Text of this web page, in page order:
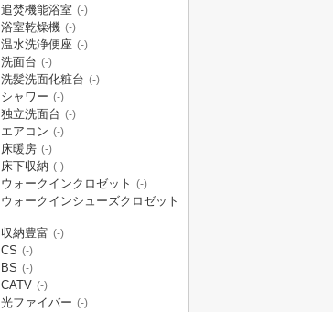
追焚機能浴室 (-)
浴室乾燥機 (-)
温水洗浄便座 (-)
洗面台 (-)
洗髪洗面化粧台 (-)
シャワー (-)
独立洗面台 (-)
エアコン (-)
床暖房 (-)
床下収納 (-)
ウォークインクロゼット (-)
ウォークインシューズクロゼット
収納豊富 (-)
CS (-)
BS (-)
CATV (-)
光ファイバー (-)